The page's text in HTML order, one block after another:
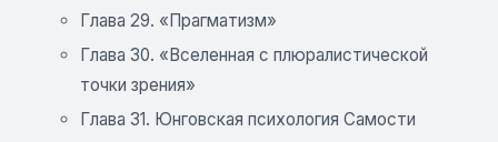
Глава 29. «Прагматизм»
Глава 30. «Вселенная с плюралистической
точки зрения»
Глава 31. Юнговская психология Самости